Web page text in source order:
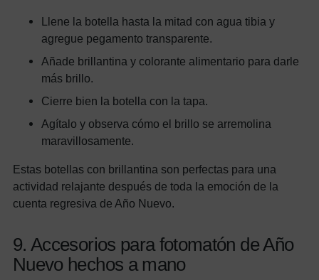
Llene la botella hasta la mitad con agua tibia y
agregue pegamento transparente.
Añade brillantina y colorante alimentario para darle
más brillo.
Cierre bien la botella con la tapa.
Agítalo y observa cómo el brillo se arremolina
maravillosamente.
Estas botellas con brillantina son perfectas para una
actividad relajante después de toda la emoción de la
cuenta regresiva de Año Nuevo.
9. Accesorios para fotomatón de Año
Nuevo hechos a mano